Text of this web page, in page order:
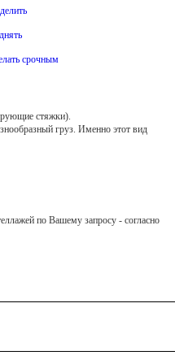
срочным
стяжки).
груз. Именно этот вид
по Вашему запросу - согласно